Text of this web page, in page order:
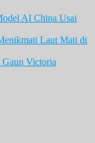
AI China Usai
Laut Mati di
Victoria